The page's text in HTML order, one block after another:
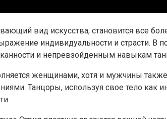
вид искусства, становится все
индивидуальности и страсти.
и непревзойденным навыкам
женщинами, хотя и мужчины
Танцоры, используя свое тело как